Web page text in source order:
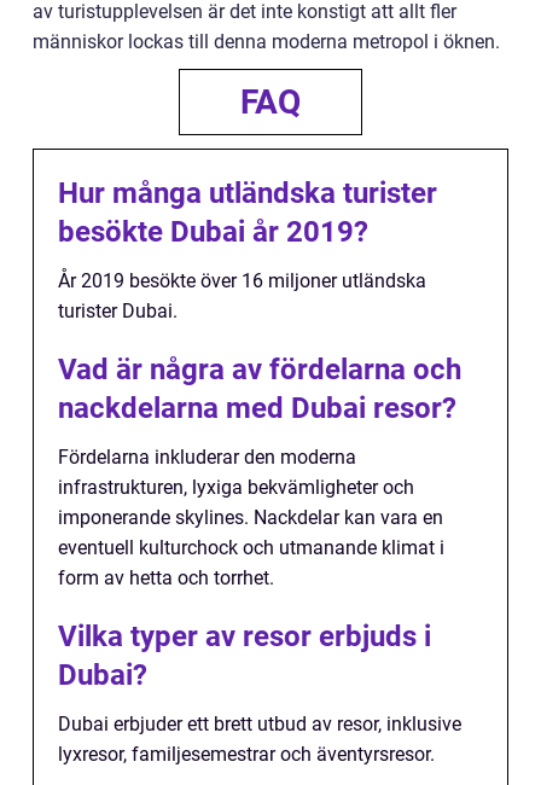
av turistupplevelsen är det inte konstigt att allt fler
människor lockas till denna moderna metropol i öknen.
FAQ
Hur många utländska turister
besökte Dubai år 2019?
År 2019 besökte över 16 miljoner utländska
turister Dubai.
Vad är några av fördelarna och
nackdelarna med Dubai resor?
Fördelarna inkluderar den moderna
infrastrukturen, lyxiga bekvämligheter och
imponerande skylines. Nackdelar kan vara en
eventuell kulturchock och utmanande klimat i
form av hetta och torrhet.
Vilka typer av resor erbjuds i
Dubai?
Dubai erbjuder ett brett utbud av resor, inklusive
lyxresor, familjesemestrar och äventyrsresor.